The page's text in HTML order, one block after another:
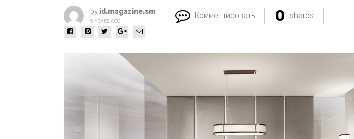
by id.magazine.sm
5 YEARS AGO
Комментировать 0 shares